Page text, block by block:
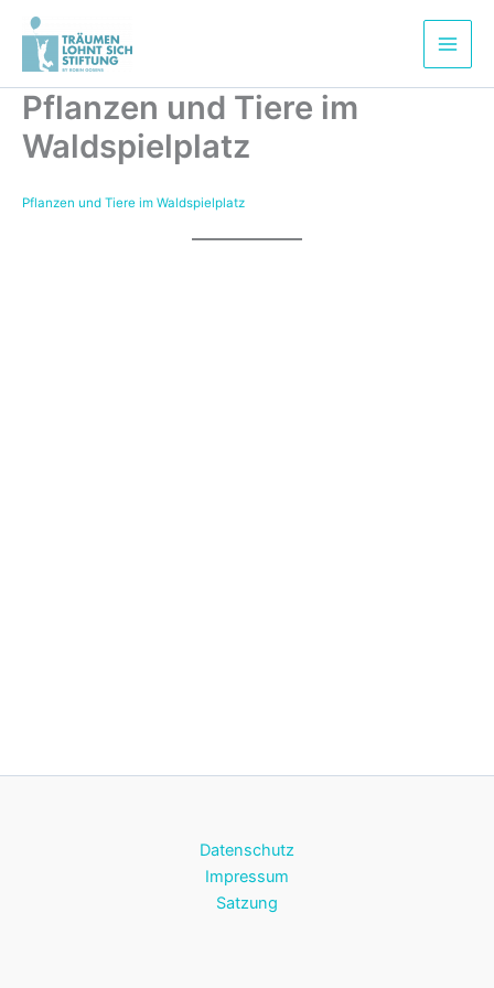
Inhalt
springen
Pflanzen und Tiere im
Waldspielplatz
Pflanzen und Tiere im Waldspielplatz
Datenschutz
Impressum
Satzung